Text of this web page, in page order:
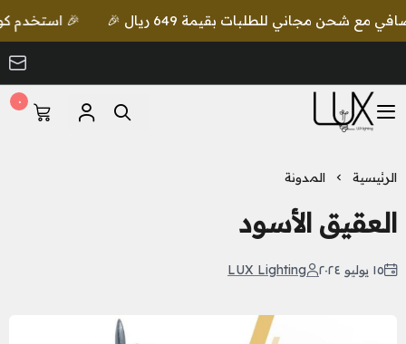
🎉 استخدم كود lux واحصل على خصم إضافي مع شحن مجاني للطلبات بقيمة 649 ريال 🎉
LUX Lighting
٠
الرئيسية المدونة
العقيق الأسود
١٥ يوليو ٢٠٢٤ LUX Lighting